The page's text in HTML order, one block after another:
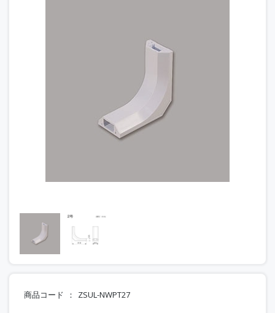
商品コード ZSUL-NWPT27